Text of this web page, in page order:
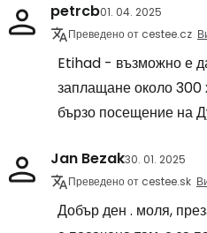
petrcb01. 04. 2025
Преведено от cestee.cz
Etihad - възможно е
заплащане около
бързо посещение на
Jan Bezak30. 01. 2025
Преведено от cestee.sk
Добър ден . моля,